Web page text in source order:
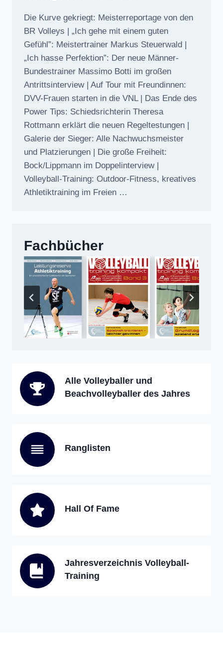
Die Kurve gekriegt: Meisterreportage von den
BR Volleys | „Ich gehe mit einem guten
Gefühl”: Meistertrainer Markus Steuerwald |
„Ich hasse Perfektion”: Der neue Männer-
Bundestrainer Massimo Botti im großen
Antrittsinterview | Auf Tour mit Freundinnen:
DVV-Frauen starten in die VNL | Das Ende des
Power Tips: Schiedsrichterin Theresa
Rottmann erklärt die neuen Regeltestungen |
Galerie der Sieger: Alle Nachwuchsmeister
und Platzierungen | Die große Freiheit:
Bock/Lippmann im Doppelinterview |
Volleyball-Training: Outdoor-Fitness, kreatives
Athletiktraining im Freien …
Fachbücher
Alle Volleyballer und
Beachvolleyballer des Jahres
Ranglisten
Hall Of Fame
Jahresverzeichnis Volleyball-
Training